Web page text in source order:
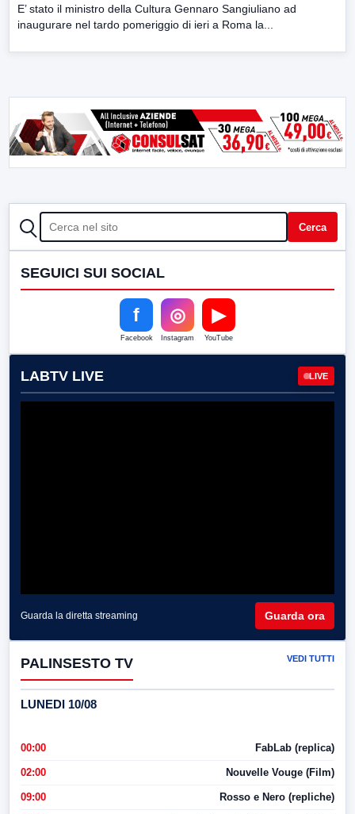
E’ stato il ministro della Cultura Gennaro Sangiuliano ad
inaugurare nel tardo pomeriggio di ieri a Roma la...
CERCA Cerca
SEGUICI SUI SOCIAL
f
Facebook
◎
Instagram
▶
YouTube
LABTV LIVE LIVE
Guarda la diretta streaming Guarda ora
PALINSESTO TV VEDI TUTTI
LUNEDI 10/08
00:00 FabLab (replica)
02:00 Nouvelle Vouge (Film)
09:00 Rosso e Nero (repliche)